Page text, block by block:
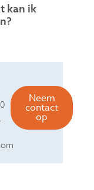
kan ik
Neem
contact
op